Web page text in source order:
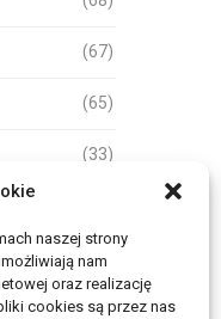
naszej strony
nam
oraz realizację
cookies są przez nas
(67)
(65)
(33)
(17)
(50)